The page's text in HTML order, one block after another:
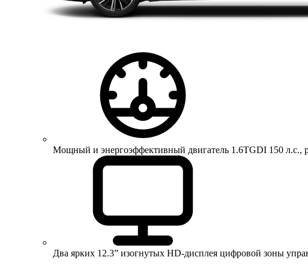
Мощный и энергоэффективный двигатель 1.6TGDI 150 л.с.,
Два ярких 12.3” изогнутых HD-дисплея цифровой зоны